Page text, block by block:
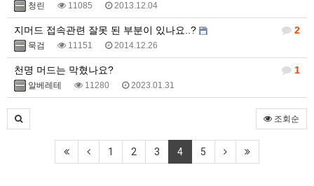
청린 11085 2013.12.04
2
지머드 접속관련 잘못 된 부분이 있나요..?
묵검 11151 2014.12.26
1
천명 머드는 막혔나요?
알베레테 11280 2023.01.31
조회순
1 2 3 4 5